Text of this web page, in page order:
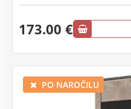
173.00 €
PO NAROČILU